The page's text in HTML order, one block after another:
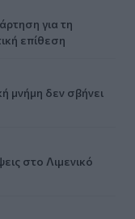
για τη
επίθεση
μνήμη δεν σβήνει
στο Λιμενικό